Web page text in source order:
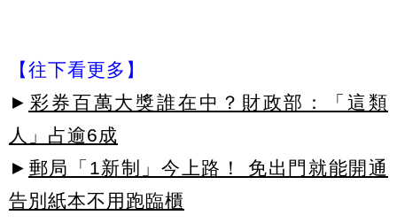
【往下看更多】
► 彩券百萬大獎誰在中？財政部：「這類
人」占逾6成
► 郵局「1新制」今上路！ 免出門就能開通
告別紙本不用跑臨櫃